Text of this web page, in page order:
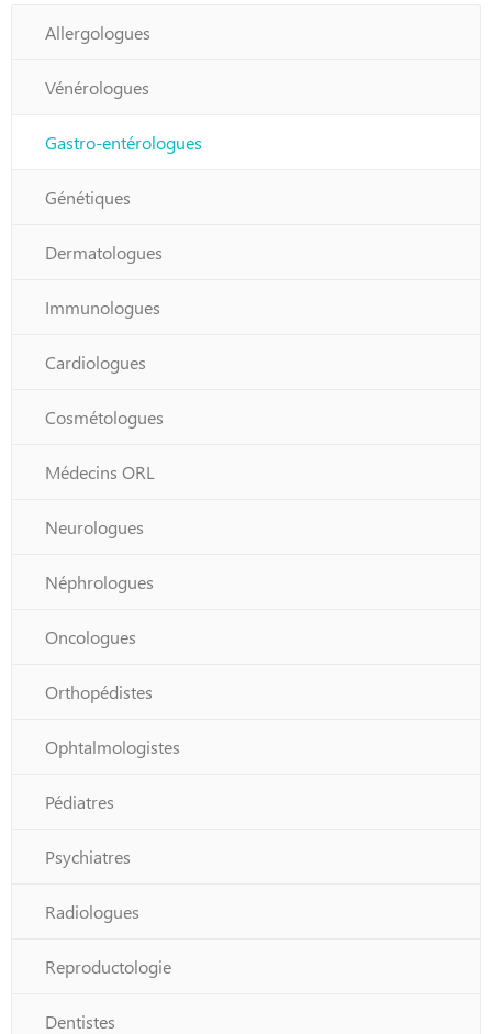
Allergologues
Vénérologues
Gastro-entérologues
Génétiques
Dermatologues
Immunologues
Cardiologues
Cosmétologues
Médecins ORL
Neurologues
Néphrologues
Oncologues
Orthopédistes
Ophtalmologistes
Pédiatres
Psychiatres
Radiologues
Reproductologie
Dentistes